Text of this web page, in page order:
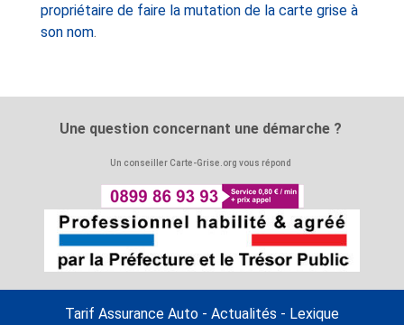
propriétaire de faire la mutation de la carte grise à
son nom.
Une question concernant une démarche ?
Un conseiller Carte-Grise.org vous répond
Tarif Assurance Auto - Actualités - Lexique